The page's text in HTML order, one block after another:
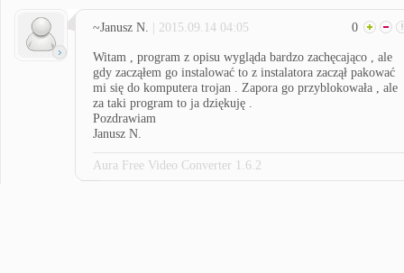
~Janusz N. | 2015.09.14 04:05 0
Witam , program z opisu wygląda bardzo zachęcająco , ale
gdy zacząłem go instalować to z instalatora zaczął pakować
mi się do komputera trojan . Zapora go przyblokowała , ale
za taki program to ja dziękuję .
Pozdrawiam
Janusz N.
Aura Free Video Converter 1.6.2